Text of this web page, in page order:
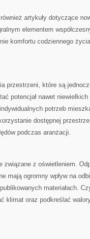
artykuły dotyczące
elementem
komfortu codziennego
przestrzeni, które są
potencjał nawet
potrzeb
dostępnej
podczas aranżacji.
związane z oświetleniem.
mają ogromny wpływ na
materiałach.
klimat oraz podkreślać